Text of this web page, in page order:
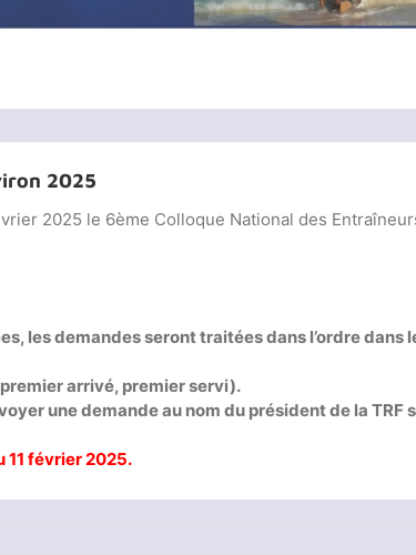
2025
2025 le 6ème Colloque National des
les demandes seront traitées dans l’ordredans
arrivé, premier servi).
une demande au nom du président de la TRF
11 février 2025.